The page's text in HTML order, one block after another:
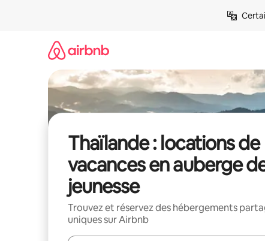
Thaïlande : locations de
vacances en auberge
jeunesse
Trouvez et réservez des hébergements
uniques sur Airbnb